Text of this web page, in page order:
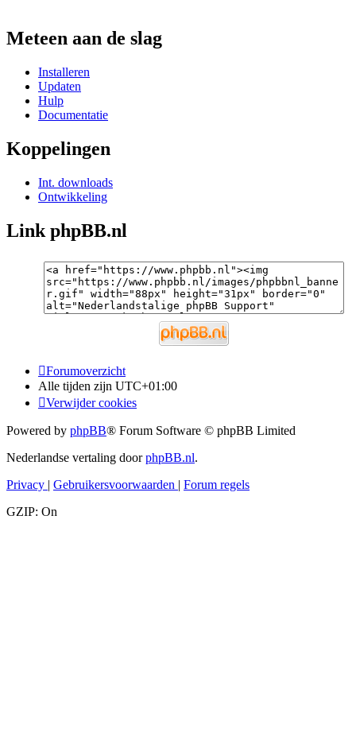
Meteen aan de slag
Installeren
Updaten
Hulp
Documentatie
Koppelingen
Int. downloads
Ontwikkeling
Link phpBB.nl
Forumoverzicht
Alle tijden zijn UTC+01:00
Verwijder cookies
Powered by phpBB® Forum Software © phpBB Limited
Nederlandse vertaling doorphpBB.nl.
Privacy | Gebruikersvoorwaarden | Forum regels
GZIP: On